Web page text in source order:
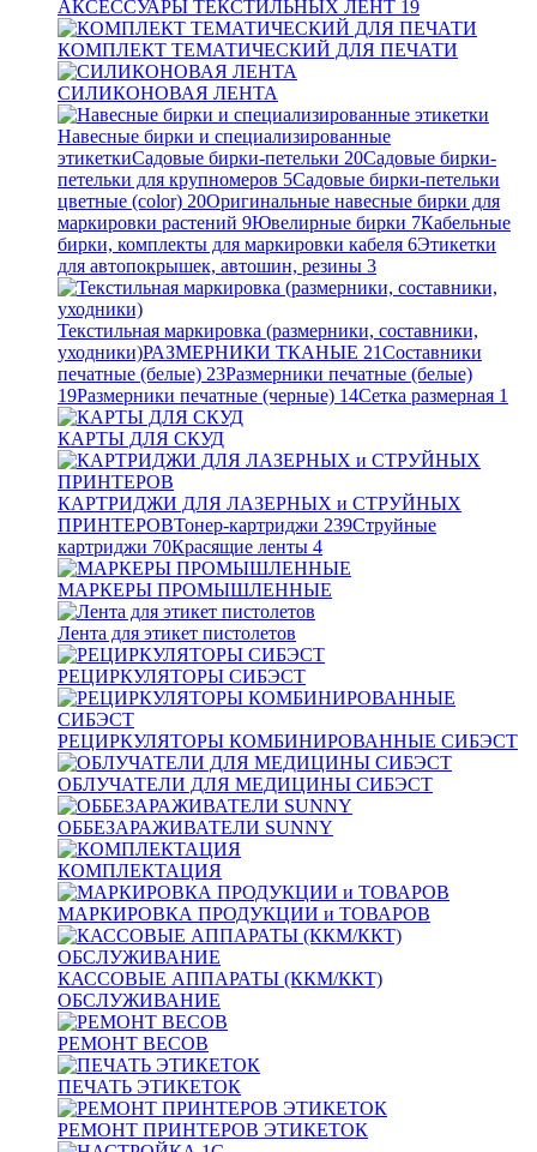
АКСЕССУАРЫ ТЕКСТИЛЬНЫХ ЛЕНТ 19
КОМПЛЕКТ ТЕМАТИЧЕСКИЙ ДЛЯ ПЕЧАТИ
СИЛИКОНОВАЯ ЛЕНТА
Навесные бирки и специализированные
этикеткиСадовые бирки-петельки 20Садовые бирки-
петельки для крупномеров 5Садовые бирки-петельки
цветные (color) 20Оригинальные навесные бирки для
маркировки растений 9Ювелирные бирки 7Кабельные
бирки, комплекты для маркировки кабеля 6Этикетки
для автопокрышек, автошин, резины 3
Текстильная маркировка (размерники, составники,
уходники)РАЗМЕРНИКИ ТКАНЫЕ 21Составники
печатные (белые) 23Размерники печатные (белые)
19Размерники печатные (черные) 14Сетка размерная 1
КАРТЫ ДЛЯ СКУД
КАРТРИДЖИ ДЛЯ ЛАЗЕРНЫХ и СТРУЙНЫХ
ПРИНТЕРОВТонер-картриджи 239Струйные
картриджи 70Красящие ленты 4
МАРКЕРЫ ПРОМЫШЛЕННЫЕ
Лента для этикет пистолетов
РЕЦИРКУЛЯТОРЫ СИБЭСТ
РЕЦИРКУЛЯТОРЫ КОМБИНИРОВАННЫЕ СИБЭСТ
ОБЛУЧАТЕЛИ ДЛЯ МЕДИЦИНЫ СИБЭСТ
ОББЕЗАРАЖИВАТЕЛИ SUNNY
КОМПЛЕКТАЦИЯ
МАРКИРОВКА ПРОДУКЦИИ и ТОВАРОВ
КАССОВЫЕ АППАРАТЫ (ККМ/ККТ)
ОБСЛУЖИВАНИЕ
РЕМОНТ ВЕСОВ
ПЕЧАТЬ ЭТИКЕТОК
РЕМОНТ ПРИНТЕРОВ ЭТИКЕТОК